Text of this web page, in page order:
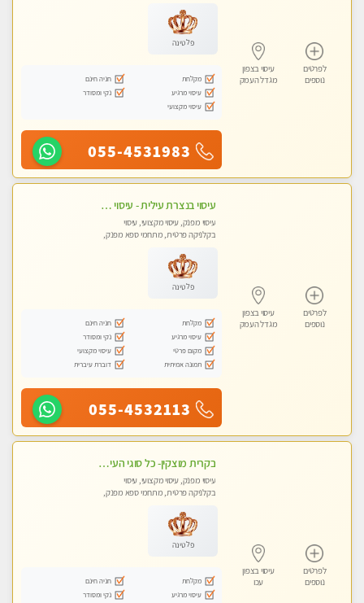
לפרטים
נוספים
עיסוי בצפון
מגדל העמק
פלטינה
מקלחת
חניה חינם
עיסוי מרגיע
נקי ומסודר
עיסוי מקצועי
055-4531983
לפרטים
נוספים
עיסוי בצפון
מגדל העמק
עיסוי בנצרת עילית - עיסוי מפנק ומקצועי ומרגיע ושקט במקום מדהים עיסוי מושקע מאוד
עיסוי מפנק, עיסוי מקצועי, עיסוי
בקלניקה פרטית, מתחמי ספא מפנק,
פלטינה
מקלחת
חניה חינם
עיסוי מרגיע
נקי ומסודר
מקום פרטי
עיסוי מקצועי
תמונה אמיתית
דוברת עיברית
055-4532113
לפרטים
נוספים
עיסוי בצפון
עכו
בקרית מוצקין- כל סוגי העיסויים מעסה מקצועית ואיכותית פרטי!!! -ללא מין !
עיסוי מפנק, עיסוי מקצועי, עיסוי
בקלניקה פרטית, מתחמי ספא מפנק,
פלטינה
מקלחת
חניה חינם
עיסוי מרגיע
נקי ומסודר